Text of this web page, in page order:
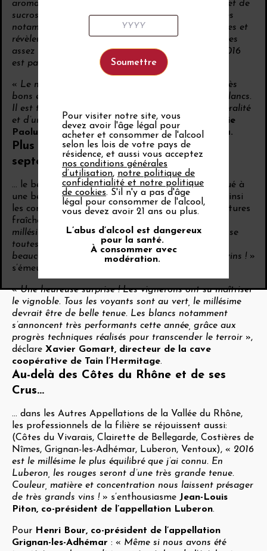
aromatiques qui offriront beaucoup de générosité et de
sucrosité à nos assemblages et des arômes intenses
notamment sur Tavel. Les mourvèdres sont superbes et
révèlent leur pleine expression avec des notes épicées
assez intenses. Après un superbe millésime 2015, 2016
est parfait !
« Le millésime 2016 est très prometteur, on a de très
bons équilibres autant sur les rouges que sur les blancs.
Il est très rare d’avoir un millésime d’une telle minéralité
et d’une si grande fraîcheur !» s’enthousiasme
Julie
Paolucci, co-présidente de l’appellation Rasteau.
Plus au nord, dans la partie
septentrionale...
... le beau temps du début de l’automne a contribué à
une belle progression des maturité, augmentant ainsi
les concentration en sucre, tandis que les températures
fraîches ont permis de conserver les acidités. «
millésime atypique nous a obligé à remettre en cause
toutes nos habitudes pour au final nous apporter
beaucoup de satisfaction à travers de très beaux vins ! »
s’émeut
«Une heureuse surprise ! Les vignerons ont su maîtriser
le vignoble. Tous les voyants sont au vert, le millésime
devrait être de belle tenue. Les blancs notamment
s’annoncent très performants cette année, grâce aux
progrès techniques réalisés pour transcender le terroir »,
déclare Xavier Gomart, directeur de la cave
coopérative de Tain l’Hermitage.
Au-delà des Côtes du Rhône et de ses
Crus...
... dans les Autres Appellations de la Vallée du Rhône,
les professionnels de la filière se réjouissent aussi:
(Côtes du Vivarais, Clairette de Bellegarde, Costières de
Nîmes, Grignan-les-Adhémar, Luberon, Ventoux), « 2016
est le millésime le plus équilibré que j’ai connu. En
Luberon, les rouges seront d’une très grande tenue.
Couleur, matière et concentration nous laissent présager
de très grands vins !» s’enthousiasme Jean-Louis
Piton, co-président de l’appellation Luberon.
Pour Henri Bour, co-président de l’appellation
Grignan-les-Adhémar : « Même si nous avons été
Pour visiter notre site, vous
devez avoir l'âge légal pour
acheter et consommer de l'alcool
selon les lois de votre pays de
résidence, et aussi vous acceptez
nos conditions générales
d’utilisation, notre politique de
confidentialité et notre politique
de cookies. S'il n'y a pas d'âge
légal pour consommer de l'alcool,
vous devez avoir 21 ans ou plus.
L’abus d’alcool est dangereux
pour la santé.
À consommer avec
modération.